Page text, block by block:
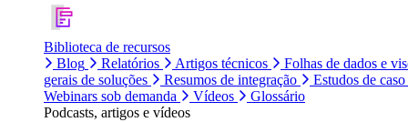
Biblioteca de recursos
Blog
Relatórios Artigos técnicos
Folhas de dados e
gerais de soluções
Resumos de integração
Estudos de caso
Webinars sob demanda
Vídeos
Glossário
Podcasts, artigos e vídeos